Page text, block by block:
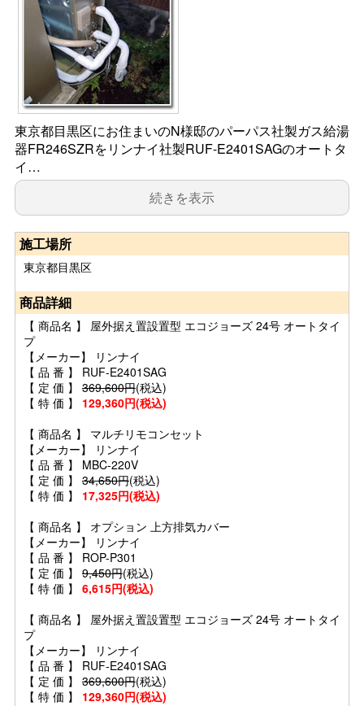
東京都目黒区にお住まいのN様邸のパーパス社製ガス給湯
器FR246SZRをリンナイ社製RUF-E2401SAGのオートタ
イ…
続きを表示
施工場所
東京都目黒区
商品詳細
【 商品名 】 屋外据え置設置型 エコジョーズ 24号 オートタイ
プ
【メーカー】 リンナイ
【 品 番 】 RUF-E2401SAG
【 定 価 】 369,600円(税込)
【 特 価 】 129,360円(税込)
【 商品名 】 マルチリモコンセット
【メーカー】 リンナイ
【 品 番 】 MBC-220V
【 定 価 】 34,650円(税込)
【 特 価 】 17,325円(税込)
【 商品名 】 オプション 上方排気カバー
【メーカー】 リンナイ
【 品 番 】 ROP-P301
【 定 価 】 9,450円(税込)
【 特 価 】 6,615円(税込)
【 商品名 】 屋外据え置設置型 エコジョーズ 24号 オートタイ
プ
【メーカー】 リンナイ
【 品 番 】 RUF-E2401SAG
【 定 価 】 369,600円(税込)
【 特 価 】 129,360円(税込)